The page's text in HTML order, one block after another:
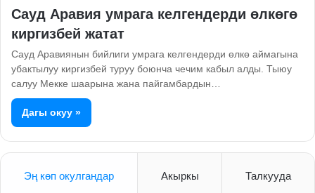
Сауд Аравия умрага келгендерди өлкөгө
киргизбей жатат
Сауд Аравиянын бийлиги умрага келгендерди өлкө аймагына
убактылуу киргизбей туруу боюнча чечим кабыл алды. Тыюу
салуу Мекке шаарына жана пайгамбардын…
Дагы окуу »
Эң көп окулгандар Акыркы Талкууда